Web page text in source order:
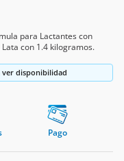
para Lactantes con
con 1.4 kilogramos.
ver disponibilidad
Pago